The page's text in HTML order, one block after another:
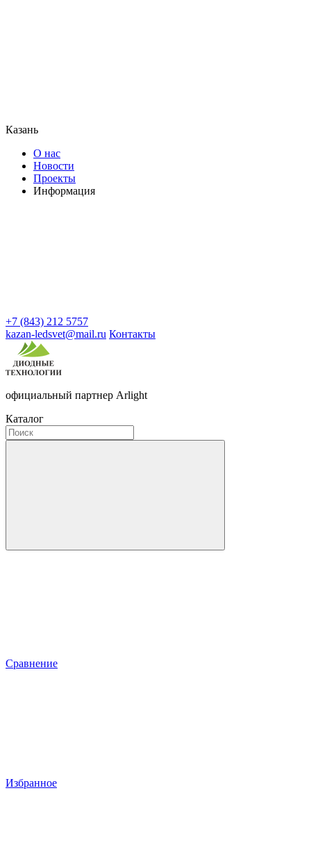
Казань
О нас
Новости
Проекты
Информация
+7 (843) 212 5757
kazan-ledsvet@mail.ru Контакты
официальный партнер Arlight
Каталог
Сравнение
Избранное